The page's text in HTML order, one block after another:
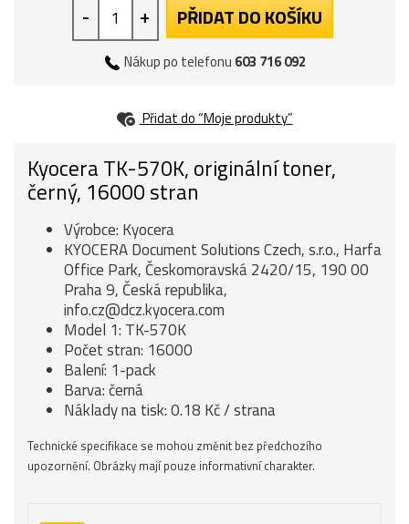
- + PŘIDAT DO KOŠÍKU
Nákup po telefonu 603 716 092
Přidat do “Moje produkty”
Kyocera TK-570K, originální toner,
černý, 16000 stran
Výrobce: Kyocera
KYOCERA Document Solutions Czech, s.r.o., Harfa
Office Park, Českomoravská 2420/15, 190 00
Praha 9, Česká republika,
info.cz@dcz.kyocera.com
Model 1: TK-570K
Počet stran: 16000
Balení: 1-pack
Barva: černá
Náklady na tisk: 0.18 Kč / strana
Technické specifikace se mohou změnit bez předchozího
upozornění. Obrázky mají pouze informativní charakter.